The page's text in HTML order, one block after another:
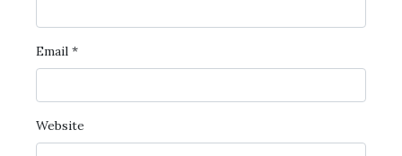
Email *
Website